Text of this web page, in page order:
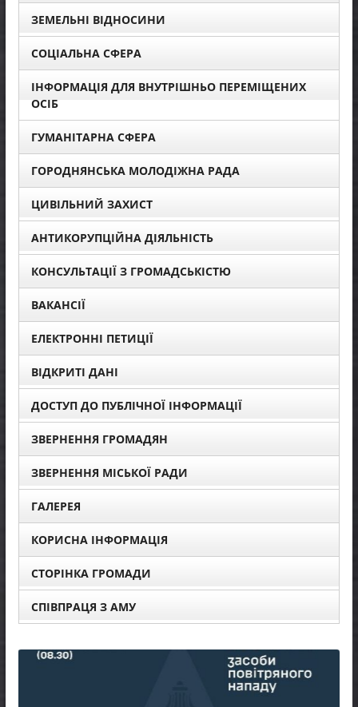
ЗЕМЕЛЬНІ ВІДНОСИНИ
СОЦІАЛЬНА СФЕРА
ІНФОРМАЦІЯ ДЛЯ ВНУТРІШНЬО ПЕРЕМІЩЕНИХ
ОСІБ
ГУМАНІТАРНА СФЕРА
ГОРОДНЯНСЬКА МОЛОДІЖНА РАДА
ЦИВІЛЬНИЙ ЗАХИСТ
АНТИКОРУПЦІЙНА ДІЯЛЬНІСТЬ
КОНСУЛЬТАЦІЇ З ГРОМАДСЬКІСТЮ
ВАКАНСІЇ
ЕЛЕКТРОННІ ПЕТИЦІЇ
ВІДКРИТІ ДАНІ
ДОСТУП ДО ПУБЛІЧНОЇ ІНФОРМАЦІЇ
ЗВЕРНЕННЯ ГРОМАДЯН
ЗВЕРНЕННЯ МІСЬКОЇ РАДИ
ГАЛЕРЕЯ
КОРИСНА ІНФОРМАЦІЯ
СТОРІНКА ГРОМАДИ
СПІВПРАЦЯ З АМУ